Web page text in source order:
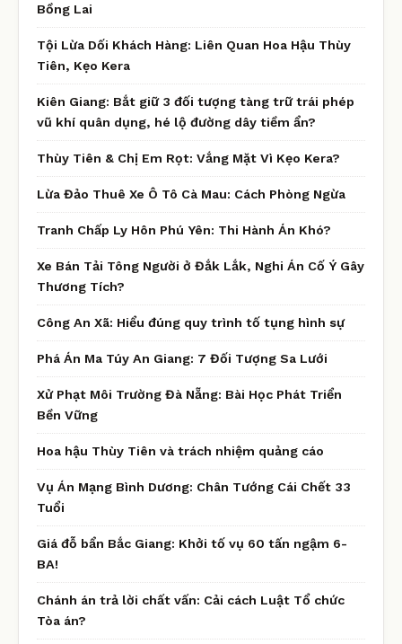
Bồng Lai
Tội Lừa Dối Khách Hàng: Liên Quan Hoa Hậu Thùy
Tiên, Kẹo Kera
Kiên Giang: Bắt giữ 3 đối tượng tàng trữ trái phép
vũ khí quân dụng, hé lộ đường dây tiềm ẩn?
Thùy Tiên & Chị Em Rọt: Vắng Mặt Vì Kẹo Kera?
Lừa Đảo Thuê Xe Ô Tô Cà Mau: Cách Phòng Ngừa
Tranh Chấp Ly Hôn Phú Yên: Thi Hành Án Khó?
Xe Bán Tải Tông Người ở Đắk Lắk, Nghi Án Cố Ý Gây
Thương Tích?
Công An Xã: Hiểu đúng quy trình tố tụng hình sự
Phá Án Ma Túy An Giang: 7 Đối Tượng Sa Lưới
Xử Phạt Môi Trường Đà Nẵng: Bài Học Phát Triển
Bền Vững
Hoa hậu Thùy Tiên và trách nhiệm quảng cáo
Vụ Án Mạng Bình Dương: Chân Tướng Cái Chết 33
Tuổi
Giá đỗ bẩn Bắc Giang: Khởi tố vụ 60 tấn ngậm 6-
BA!
Chánh án trả lời chất vấn: Cải cách Luật Tổ chức
Tòa án?